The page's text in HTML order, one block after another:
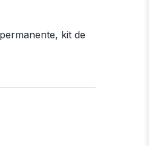
kit de